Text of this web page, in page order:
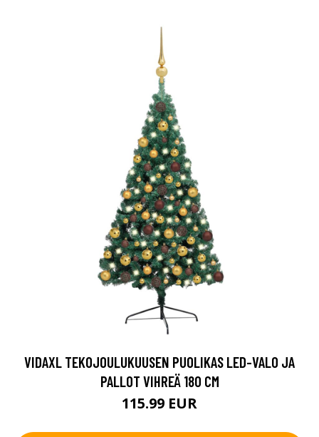
VIDAXL TEKOJOULUKUUSEN PUOLIKAS LED-VALO JA
PALLOT VIHREÄ 180 CM
115.99 EUR